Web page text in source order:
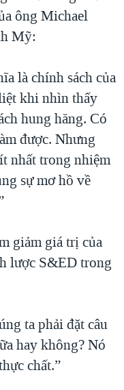
ông Michael
Mỹ:
là chính sách của
khi nhìn thấy
hung hăng. Có
được. Nhưng
nhất trong nhiệm
sự mơ hồ về
giảm giá trị của
lược S&ED trong
ta phải đặt câu
hay không? Nó
chất.”